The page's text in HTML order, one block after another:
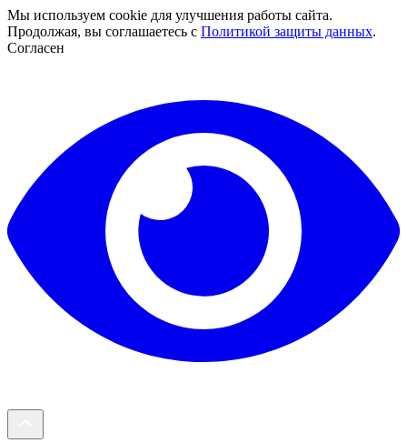
Мы используем cookie для улучшения работы сайта.
Продолжая, вы соглашаетесь с Политикой защиты данных.
Согласен